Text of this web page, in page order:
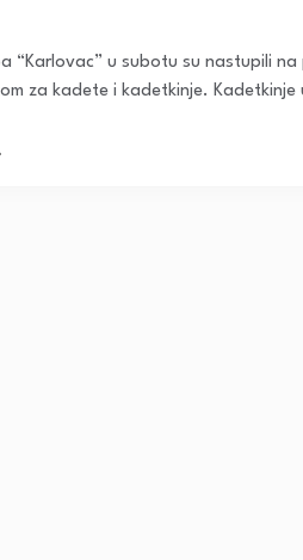
“Karlovac” u subotu su nastupili
za kadete i kadetkinje.